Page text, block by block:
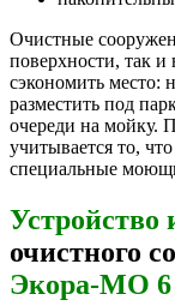
Очистные
поверхности, так и
сэкономить место:
разместить под
очереди на мойку.
учитывается то,
специальные
очистного
Экора-МО 6